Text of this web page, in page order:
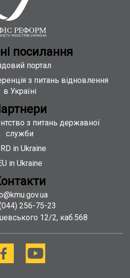
посилання
портал
з питань відновлення
в Україні
з питань державної
служби
in Ukraine
in Ukraine
256-75-23
12/2, каб.568